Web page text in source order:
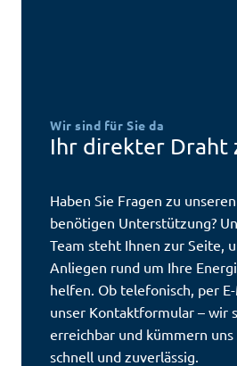
Ihr direkter Draht
Wir sind für Sie da
Haben Sie Fragen zu
benötigen Unterstützung?
Team steht Ihnen zur Seite,
Anliegen rund um Ihre
helfen. Ob telefonisch, per
unser Kontaktformular – wir
erreichbar und kümmern
schnell und zuverlässig.